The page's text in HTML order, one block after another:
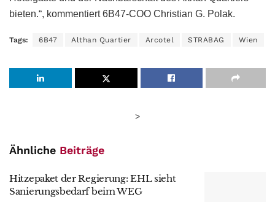
bieten.“, kommentiert 6B47-COO Christian G. Polak.
Tags: 6B47 Althan Quartier Arcotel STRABAG Wien
>
Ähnliche Beiträge
Hitzepaket der Regierung: EHL sieht
Sanierungsbedarf beim WEG